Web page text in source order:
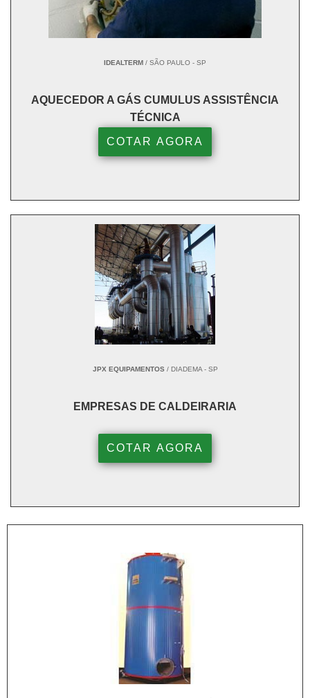
IDEALTERM / SÃO PAULO - SP
AQUECEDOR A GÁS CUMULUS ASSISTÊNCIA
TÉCNICA
COTAR AGORA
JPX EQUIPAMENTOS/ DIADEMA - SP
EMPRESAS DE CALDEIRARIA
COTAR AGORA